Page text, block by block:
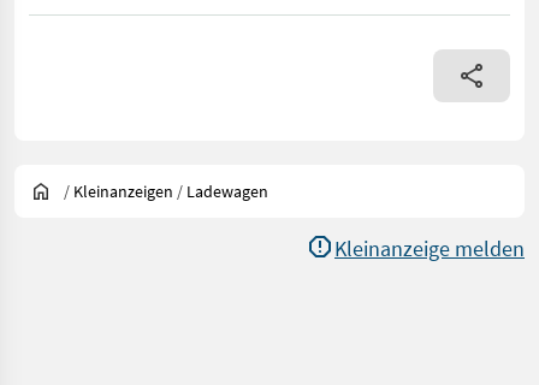
/ Kleinanzeigen / Ladewagen
Kleinanzeige melden